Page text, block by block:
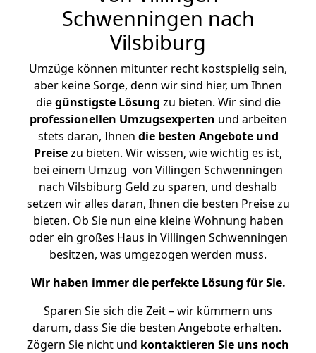
Schwenningen nach
Vilsbiburg
Umzüge können mitunter recht kostspielig sein,
aber keine Sorge, denn wir sind hier, um Ihnen
diegünstigste Lösung zu bieten. Wir sind die
professionellen Umzugsexperten und arbeiten
stets daran, Ihnen die besten Angebote und
Preisezu bieten. Wir wissen, wie wichtig es ist,
bei einem Umzug von Villingen Schwenningen
nach Vilsbiburg Geld zu sparen, und deshalb
setzen wir alles daran, Ihnen die besten Preise zu
bieten. Ob Sie nun eine kleine Wohnung haben
oder ein großes Haus in Villingen Schwenningen
besitzen, was umgezogen werden muss.
Wir haben immer die perfekte Lösung für Sie.
Sparen Sie sich die Zeit – wir kümmern uns
darum, dass Sie die besten Angebote erhalten.
Zögern Sie nicht und kontaktieren Sie uns noch